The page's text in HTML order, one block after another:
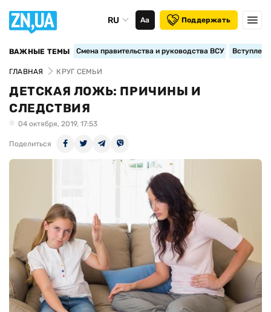
RU Аа Поддержать
ВАЖНЫЕ ТЕМЫ Смена правительства и руководства ВСУ
ГЛАВНАЯ КРУГ СЕМЬИ
ДЕТСКАЯ ЛОЖЬ: ПРИЧИНЫ И
СЛЕДСТВИЯ
04 октября, 2019, 17:53
Поделиться